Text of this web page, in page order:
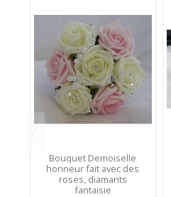
Bouquet Demoiselle
honneur fait avec des
roses, diamants
fantaisie